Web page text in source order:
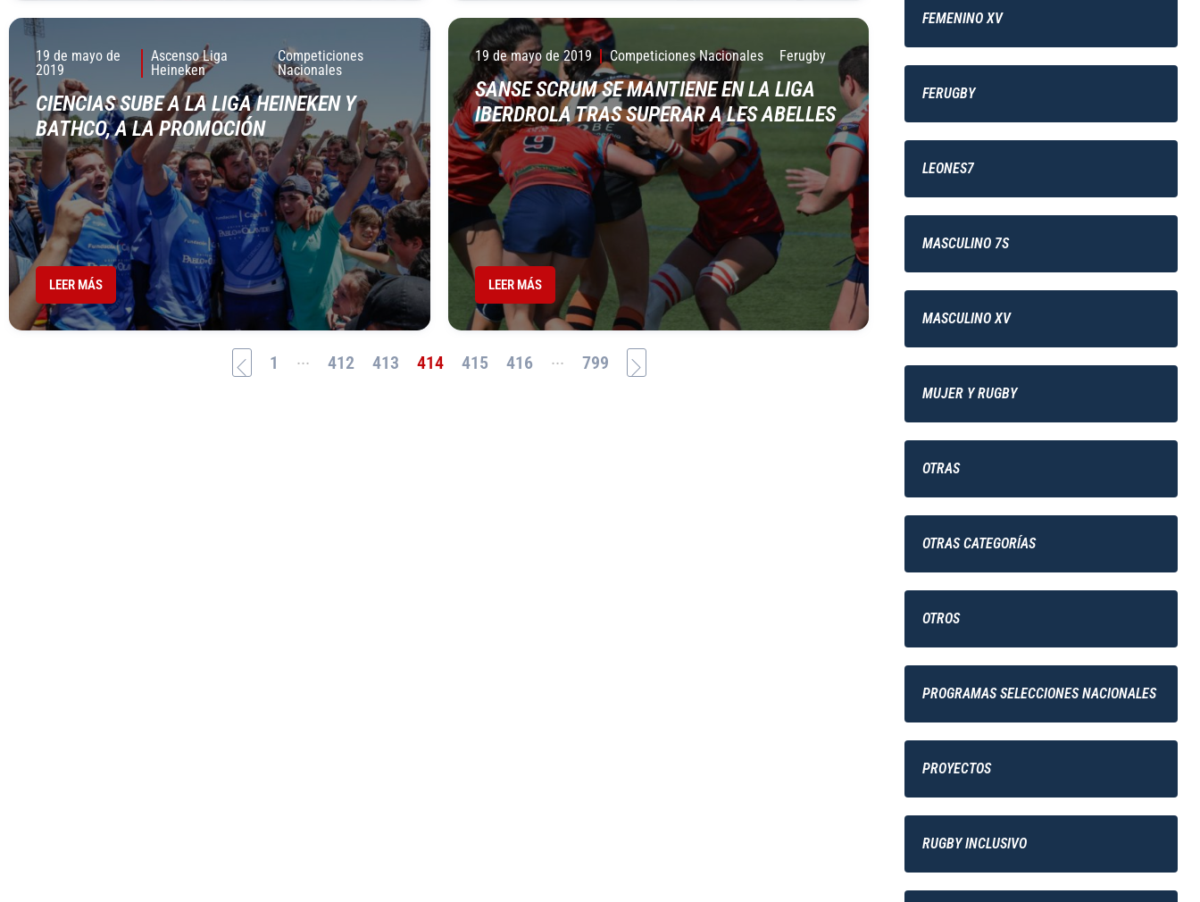
19 de mayo de
2019
Ascenso Liga
Heineken
Competiciones
Nacionales
CIENCIAS SUBE A LA LIGA HEINEKEN Y
BATHCO, A LA PROMOCIÓN
LEER MÁS
19 de mayo de 2019 Competiciones Nacionales Ferugby
SANSE SCRUM SE MANTIENE EN LA LIGA
IBERDROLA TRAS SUPERAR A LES ABELLES
LEER MÁS
1 ... 412 413 414 415 416 ... 799
FEMENINO XV
FERUGBY
LEONES7
MASCULINO 7S
MASCULINO XV
MUJER Y RUGBY
OTRAS
OTRAS CATEGORÍAS
OTROS
PROGRAMAS SELECCIONES NACIONALES
PROYECTOS
RUGBY INCLUSIVO